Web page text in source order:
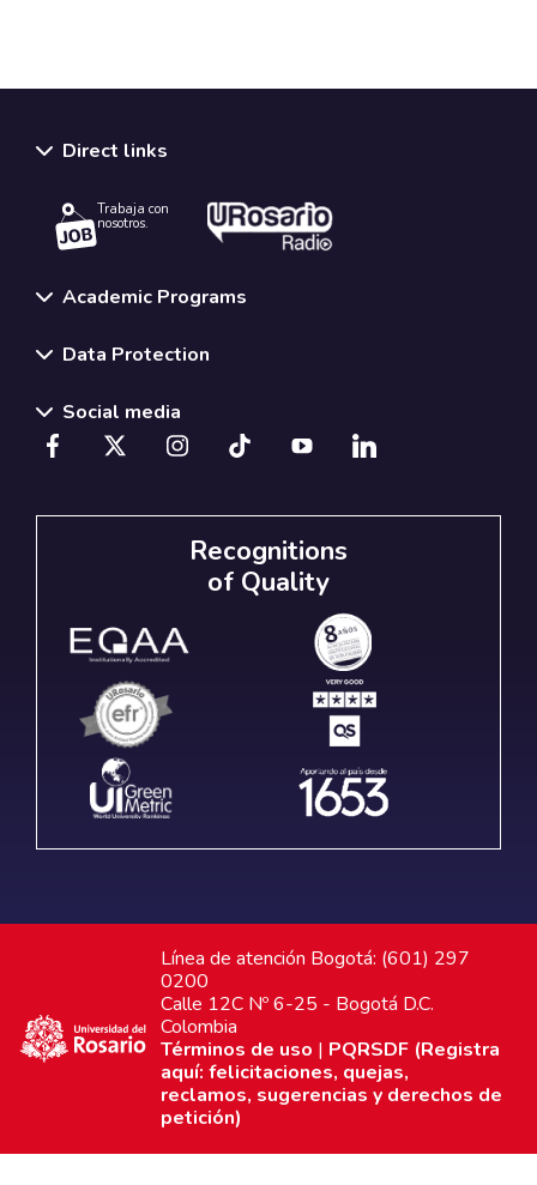
Direct links
Trabaja con
nosotros.
Academic Programs
Data Protection
Social media
Recognitions
of Quality
Línea de atención Bogotá: (601) 297
0200
Calle 12C Nº 6-25 - Bogotá D.C.
Colombia
Términos de uso | PQRSDF (Registra
aquí: felicitaciones, quejas,
reclamos, sugerencias y derechos de
petición)